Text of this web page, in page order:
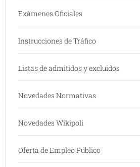
Exámenes Oficiales
Instrucciones de Tráfico
Listas de admitidos y excluidos
Novedades Normativas
Novedades Wikipoli
Oferta de Empleo Público